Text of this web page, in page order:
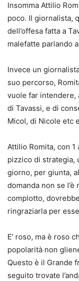
Insomma Attilio
poco. Il giornalista,
dell’offesa fatta a
malefatte parlando
Invece un
suo percorso,
vuole far intendere,
di Tavassi, e di
Micol, di Nicole etc
Attilio Romita, con 1
pizzico di strategia,
giorno, per giunta,
domanda non se
complotto,
ringraziarla per
E’ roso, ma è roso
popolarità non
Questo è il Grande
seguito trovate